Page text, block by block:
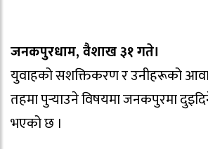
जनकपुरधाम, वैशाख ३१ गते।
युवाहको सशक्तिकरण र उनीहरूको
तहमा पुर्‍याउने विषयमा जनकपुरमा
भएको छ ।